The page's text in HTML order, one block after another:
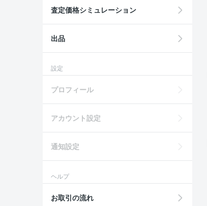
査定価格シミュレーション
出品
設定
プロフィール
アカウント設定
通知設定
ヘルプ
お取引の流れ